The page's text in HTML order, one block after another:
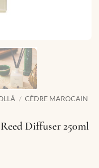
/ CÈDRE MAROCAIN
Diffuser 250ml